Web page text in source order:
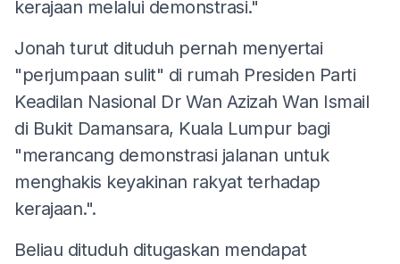
kerajaan melalui demonstrasi."
Jonah turut dituduh pernah menyertai
"perjumpaan sulit" di rumah Presiden Parti
Keadilan Nasional Dr Wan Azizah Wan Ismail
di Bukit Damansara, Kuala Lumpur bagi
"merancang demonstrasi jalanan untuk
menghakis keyakinan rakyat terhadap
kerajaan.".
Beliau dituduh ditugaskan mendapat